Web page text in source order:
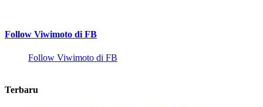
Follow Viwimoto di FB
Follow Viwimoto di FB
Terbaru